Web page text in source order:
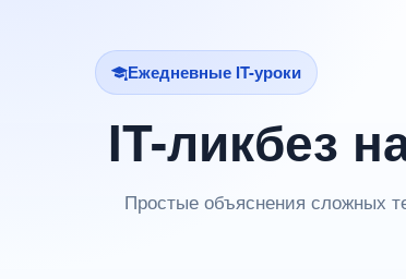
Ежедневные IT-уроки
IT-ликбез
Простые объяснения сложных